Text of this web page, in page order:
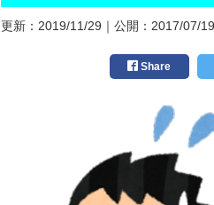
更新： 2019/11/29 ｜公開： 2017/07/19
Share